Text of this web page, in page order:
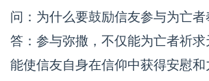
问：为什么要鼓励信友参与为亡者
答：参与弥撒，不仅能为亡者祈
能使信友自身在信仰中获得安慰